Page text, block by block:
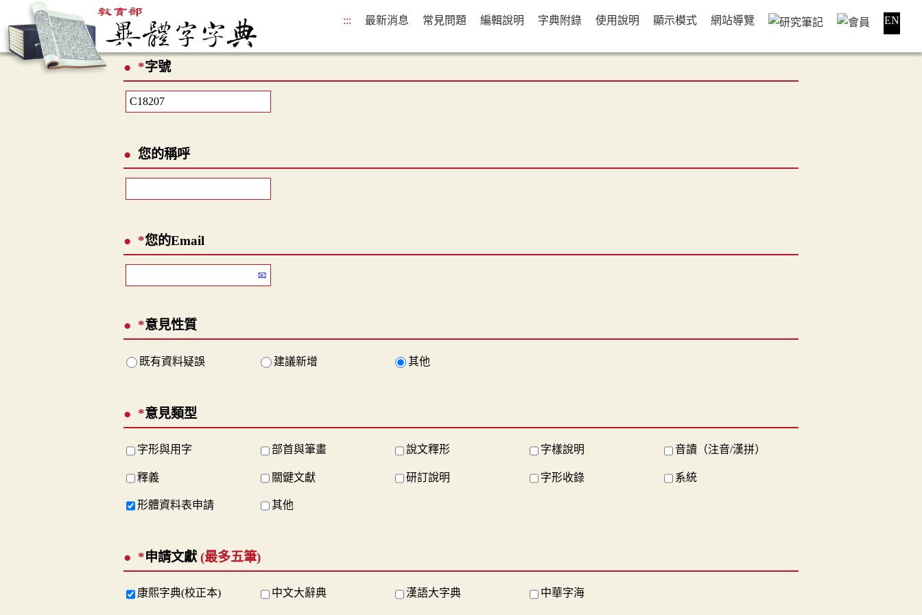
::: 最新消息 常見問題 編輯說明 字典附錄 使用說明 顯示模式 網站導覽 EN
*字號
您的稱呼
*您的Email
*意見性質
既有資料疑誤 建議新增 其他
*意見類型
字形與用字 部首與筆畫 說文釋形 字樣說明 音讀（注音/漢拼）
釋義 關鍵文獻 研訂說明 字形收錄 系統
形體資料表申請 其他
*申請文獻 (最多五筆)
康熙字典(校正本) 中文大辭典 漢語大字典 中華字海